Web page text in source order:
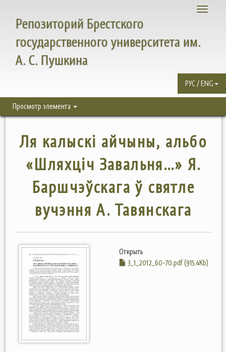
Toggle
Репозиторий Брестского
государственного университета им.
А. С. Пушкина
РУС / ENG
Просмотр элемента
Ля калыскі айчыны, альбо
«Шляхціч Завальня…» Я.
Баршчэўскага ў святле
вучэння А. Тавянскага
Открыть
3_1_2012_60-70.pdf (915.4Kb)